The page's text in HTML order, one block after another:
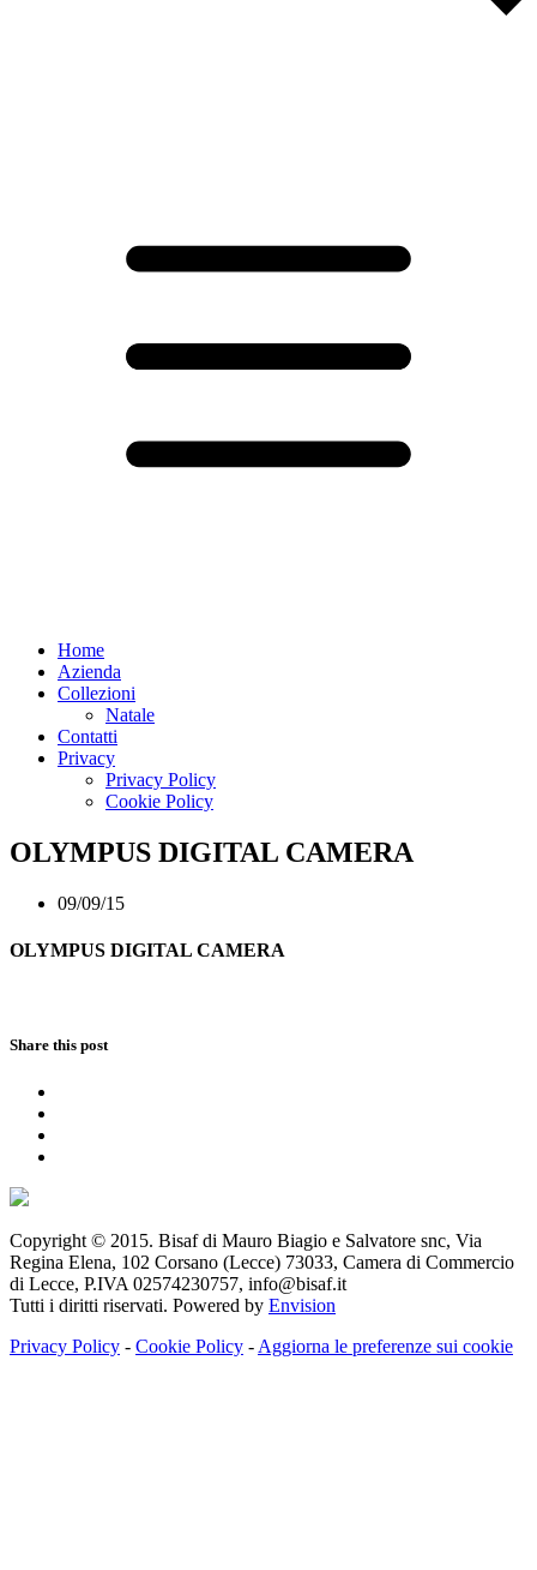
Home
Azienda
Collezioni
Natale
Contatti
Privacy
Privacy Policy
Cookie Policy
OLYMPUS DIGITAL CAMERA
09/09/15
OLYMPUS DIGITAL CAMERA
Share this post
Copyright © 2015. Bisaf di Mauro Biagio e Salvatore snc, Via
Regina Elena, 102 Corsano (Lecce) 73033, Camera di Commercio
di Lecce, P.IVA 02574230757, info@bisaf.it
Tutti i diritti riservati. Powered by Envision
Privacy Policy - Cookie Policy - Aggiorna le preferenze sui cookie